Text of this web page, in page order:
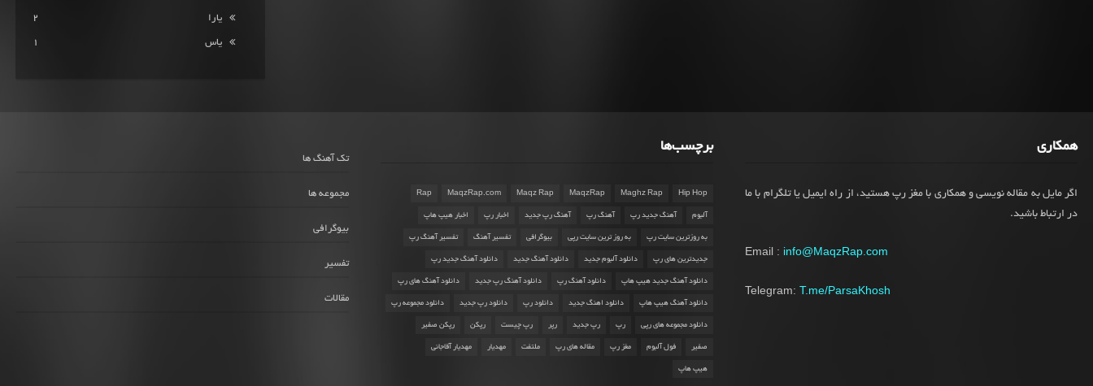
یارا 2
یاس 1
همکاری
اگر مایل به مقاله نویسی و همکاری با مغز رپ هستید، از راه ایمیل یا تلگرام با ما
در ارتباط باشید.
Email : info@MaqzRap.com
Telegram:T.me/ParsaKhosh
برچسب‌ها
Hip Hop
Maghz Rap
MaqzRap
Maqz Rap
MaqzRap.com
Rap
آلبوم آهنگ جدید رپ آهنگ رپ آهنگ رپ جدید اخبار رپ اخبار هیپ هاپ
به روزترین سایت رپ به روز ترین سایت رپی بیوگرافی تفسیر آهنگ تفسیر آهنگ رپ
جدیدترین های رپ دانلود آلبوم جدید دانلود آهنگ جدید دانلود آهنگ جدید رپ
دانلود آهنگ جدید هیپ هاپ دانلود آهنگ رپ دانلود آهنگ رپ جدید دانلود آهنگ های رپ
دانلود آهنگ هیپ هاپ دانلود اهنگ جدید دانلود رپ دانلود رپ جدید دانلود مجموعه رپ
دانلود مجموعه های رپی رپ رپ جدید رپر رپ چیست رپکن رپکن صفیر
صفیر فول آلبوم مغز رپ مقاله های رپ ملتفت مهدیار مهدیار آقاجانی
هیپ هاپ
تک آهنگ ها
مجموعه ها
بیوگرافی
تفسیر
مقالات